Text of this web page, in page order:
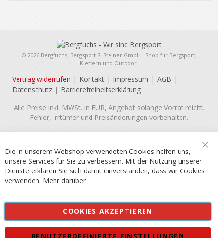
© 2026 Bergfuchs, Bergsport S. Steiner GmbH - Shop für Bergsport,
Klettern und Outdoor.
Vertrag widerrufen Kontakt Impressum
AGB
Datenschutz
Barrierefreiheitserklärung
Alle Preise inkl. MWSt. in EUR, Angebot solange Vorrat reicht.
Fehler, Irrtümer und Preisänderungen vorbehalten.
Die in unserem Webshop verwendeten Cookies helfen uns,
unsere Services für Sie zu verbessern. Mit der Nutzung unserer
Dienste erklären Sie sich damit einverstanden, dass wir Cookies
verwenden. Mehr darüber
COOKIES AKZEPTIEREN
BENUTZERDEFINIERTE EINSTELLUNGEN